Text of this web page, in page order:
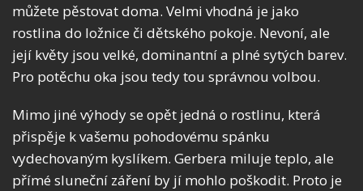
můžete pěstovat doma. Velmi vhodná je jako
rostlina do ložnice či dětského pokoje. Nevoní, ale
její květy jsou velké, dominantní a plné sytých barev.
Pro potěchu oka jsou tedy tou správnou volbou.
Mimo jiné výhody se opět jedná o rostlinu, která
přispěje k vašemu pohodovému spánku
vydechovaným kyslíkem. Gerbera miluje teplo, ale
přímé sluneční záření by jí mohlo poškodit. Proto je